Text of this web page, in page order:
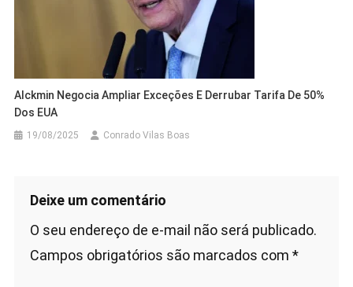
Alckmin Negocia Ampliar Exceções E Derrubar Tarifa De 50%
Dos EUA
19/08/2025 Conrado Vilas Boas
Deixe um comentário
O seu endereço de e-mail não será publicado.
Campos obrigatórios são marcados com *